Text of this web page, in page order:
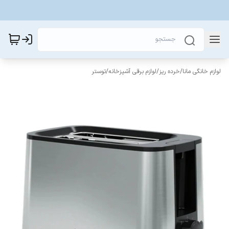
لوازم خانگی مانا/خرده ریز/لوازم برقی آشپزخانه/توستر